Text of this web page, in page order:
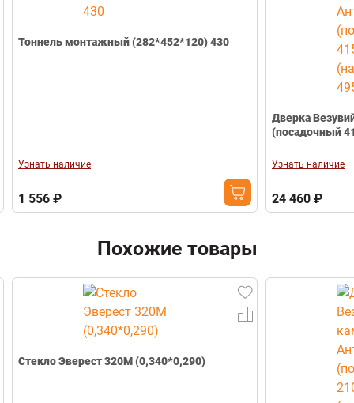
Тоннель монтажный (282*452*120) 430
Узнать наличие
1 556 ₽
Дверка
(посадочный
Узнать наличие
24 460 ₽
Похожие товары
Стекло Эверест 320М (0,340*0,290)